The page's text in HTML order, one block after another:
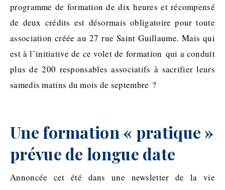
programme de formation de dix heures et récompensé
de deux crédits est désormais obligatoire pour toute
association créée au 27 rue Saint Guillaume. Mais qui
est à l’initiative de ce volet de formation qui a conduit
plus de 200 responsables associatifs à sacrifier leurs
samedis matins du mois de septembre ?
Une formation « pratique »
prévue de longue date
Annoncée cet été dans une newsletter de la vie